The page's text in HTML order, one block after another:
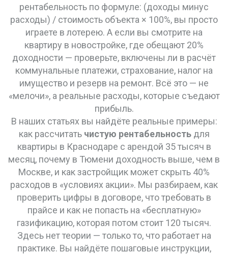
рентабельность по формуле: (доходы минус
расходы) / стоимость объекта × 100%, вы просто
играете в лотерею. А если вы смотрите на
квартиру в новостройке, где обещают 20%
доходности — проверьте, включены ли в расчёт
коммунальные платежи, страхование, налог на
имущество и резерв на ремонт. Всё это — не
«мелочи», а реальные расходы, которые съедают
прибыль.
В наших статьях вы найдёте реальные примеры:
как рассчитать чистую рентабельностьдля
квартиры в Краснодаре с арендой 35 тысяч в
месяц, почему в Тюмени доходность выше, чем в
Москве, и как застройщик может скрыть 40%
расходов в «условиях акции». Мы разбираем, как
проверить цифры в договоре, что требовать в
прайсе и как не попасть на «бесплатную»
газификацию, которая потом стоит 120 тысяч.
Здесь нет теории — только то, что работает на
практике. Вы найдёте пошаговые инструкции,